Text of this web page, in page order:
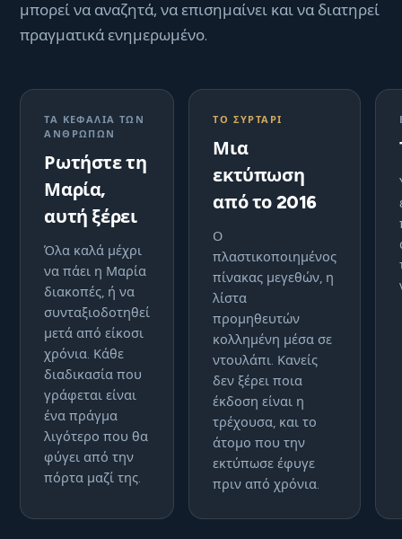
μπορεί να αναζητά, να επισημαίνει και να διατηρεί
πραγματικά ενημερωμένο.
ΤΑ ΚΕΦΆΛΙΑ ΤΩΝ
ΑΝΘΡΏΠΩΝ
Ρωτήστε τη
Μαρία,
αυτή ξέρει
Όλα καλά μέχρι
να πάει η Μαρία
διακοπές, ή να
συνταξιοδοτηθεί
μετά από είκοσι
χρόνια. Κάθε
διαδικασία που
γράφεται είναι
ένα πράγμα
λιγότερο που θα
φύγει από την
πόρτα μαζί της.
ΤΟ ΣΥΡΤΆΡΙ
Μια
εκτύπωση
από το 2016
Ο
πλαστικοποιημένος
πίνακας μεγεθών, η
λίστα
προμηθευτών
κολλημένη μέσα σε
ντουλάπι. Κανείς
δεν ξέρει ποια
έκδοση είναι η
τρέχουσα, και το
άτομο που την
εκτύπωσε έφυγε
πριν από χρόνια.